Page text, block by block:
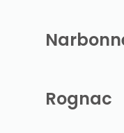
Rognac